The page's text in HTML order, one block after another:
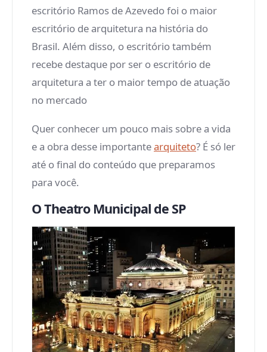
escritório Ramos de Azevedo foi o maior
escritório de arquitetura na história do
Brasil. Além disso, o escritório também
recebe destaque por ser o escritório de
arquitetura a ter o maior tempo de atuação
no mercado
Quer conhecer um pouco mais sobre a vida
e a obra desse importantearquiteto? É só ler
até o final do conteúdo que preparamos
para você.
O Theatro Municipal de SP